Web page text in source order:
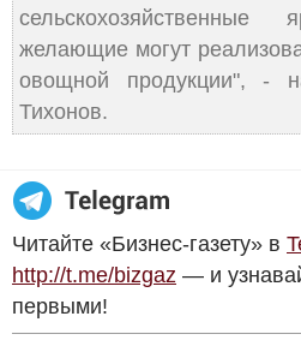
желающие могут
овощной продукции", -
Тихонов.
Читайте «Бизнес-газету» в
http://t.me/bizgaz — и
первыми!